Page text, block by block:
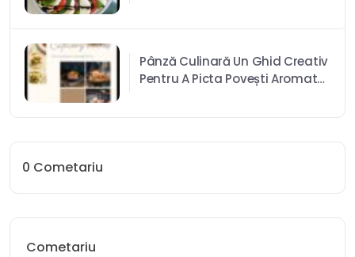
Pânză Culinară Un Ghid Creativ
Pentru A Picta Povești Aromate
0 Cometariu
Cometariu